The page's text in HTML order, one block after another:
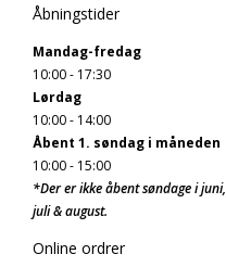
Åbningstider
Mandag-fredag
10:00 - 17:30
Lørdag
10:00 - 14:00
Åbent 1. søndag i måneden
10:00 - 15:00
*Der er ikke åbent søndage i juni,
juli & august.
Online ordrer